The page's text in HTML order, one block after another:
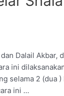
Dalail Akbar,
ini
selama 2 (dua
ini …